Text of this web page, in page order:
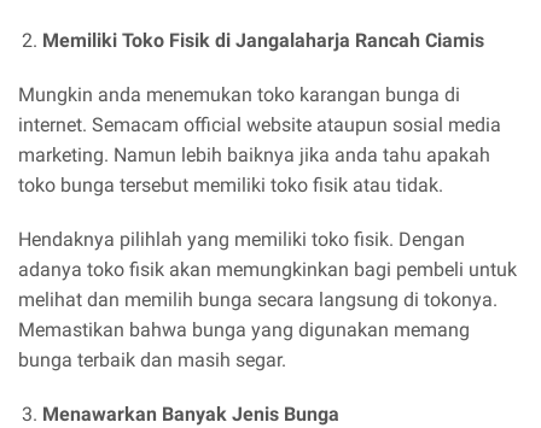
Memiliki Toko Fisik di Jangalaharja Rancah Ciamis
Mungkin anda menemukan toko karangan bunga di
internet. Semacam official website ataupun sosial media
marketing. Namun lebih baiknya jika anda tahu apakah
toko bunga tersebut memiliki toko fisik atau tidak.
Hendaknya pilihlah yang memiliki toko fisik. Dengan
adanya toko fisik akan memungkinkan bagi pembeli untuk
melihat dan memilih bunga secara langsung di tokonya.
Memastikan bahwa bunga yang digunakan memang
bunga terbaik dan masih segar.
Menawarkan Banyak Jenis Bunga